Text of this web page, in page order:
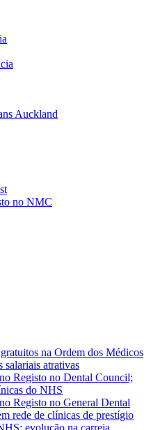
Auckland
no NMC
na Ordem dos Médicos
salariais atrativas
Registo no Dental Council;
do NHS
Registo no General Dental
rede de clínicas de prestígio
evolução na carreia